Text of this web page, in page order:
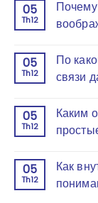
05
Th12
05
Th12
По
связи
05
Th12
Каким
05
Th12
Как